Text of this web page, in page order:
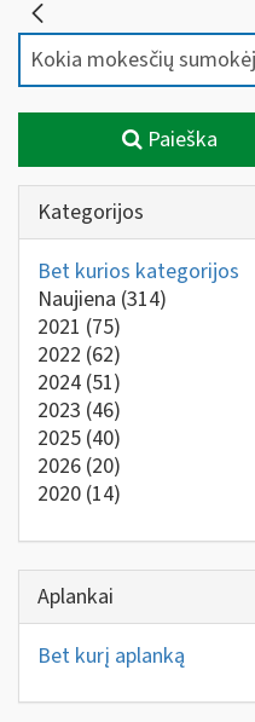
Paieška
Kategorijos
Bet kurios kategorijos
Naujiena (314)
2021 (75)
2022 (62)
2024 (51)
2023 (46)
2025 (40)
2026 (20)
2020 (14)
Aplankai
Bet kurį aplanką